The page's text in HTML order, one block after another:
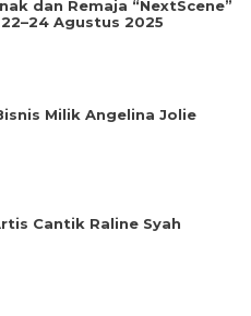
dan Remaja “NextScene”
Agustus 2025
Milik Angelina Jolie
Cantik Raline Syah